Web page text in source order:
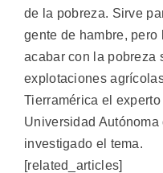
de la pobreza. Sirve
gente de hambre, pero
acabar con la pobreza
explotaciones
Tierramérica el
Universidad
investigado el tema.
[related_articles]